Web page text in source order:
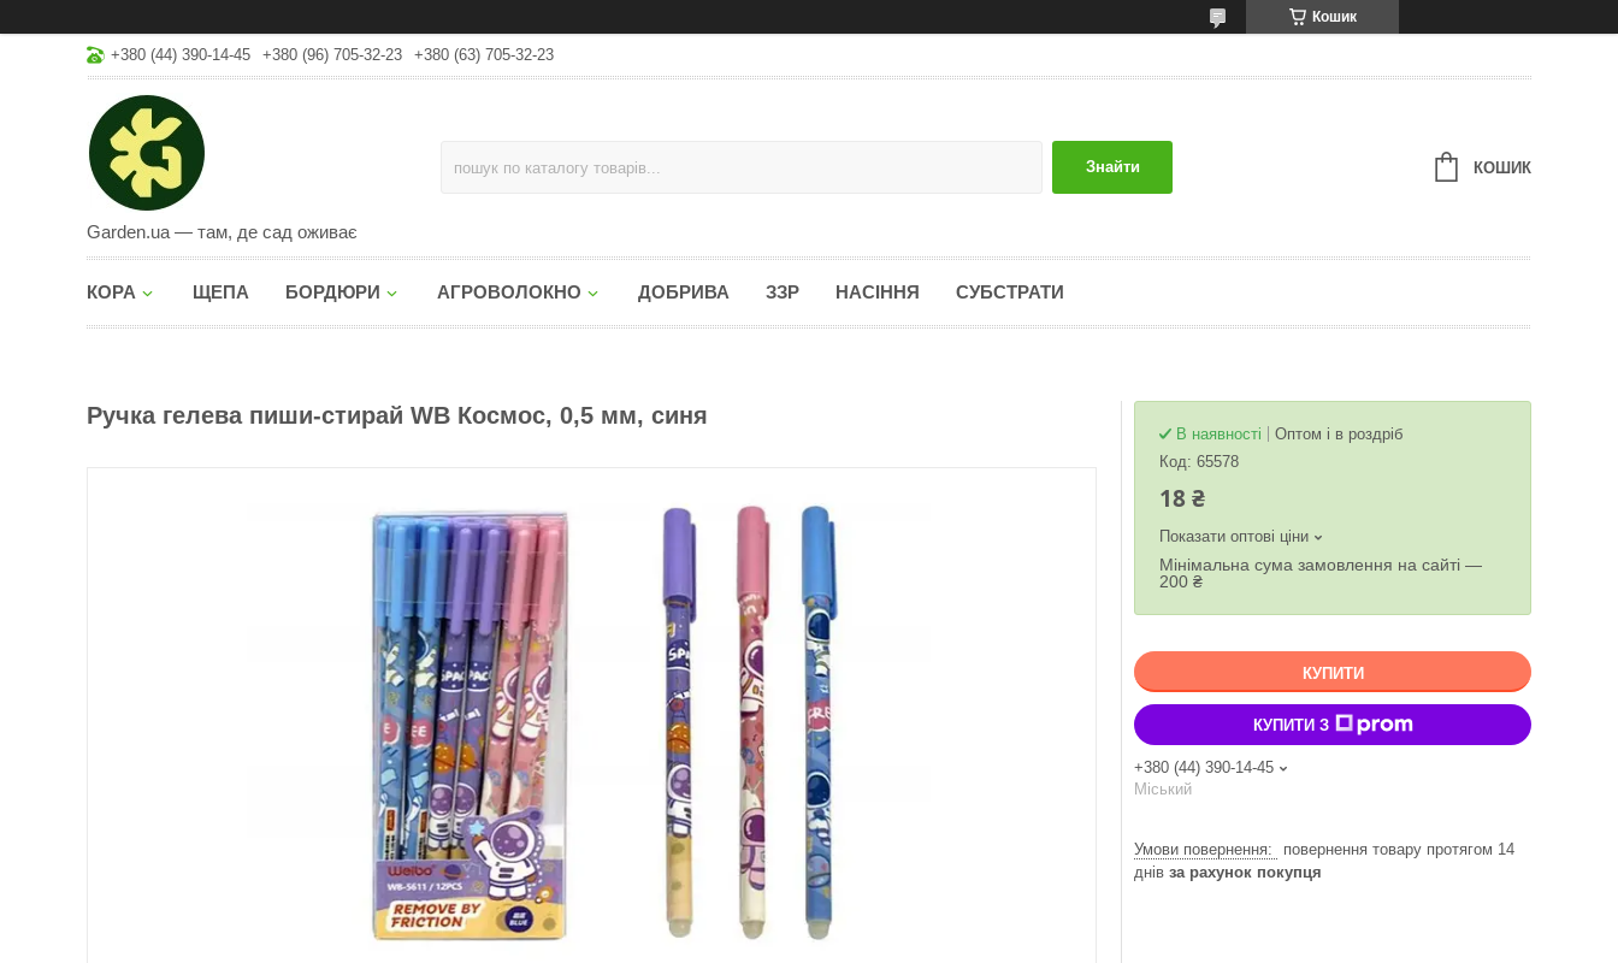
Кошик
+380 (44) 390-14-45 +380 (96) 705-32-23 +380 (63) 705-32-23
Garden.ua — там, де сад оживає
Знайти КОШИК
КОРА ЩЕПА БОРДЮРИ АГРОВОЛОКНО ДОБРИВА ЗЗР НАСІННЯ СУБСТРАТИ
Ручка гелева пиши-стирай WB Космос, 0,5 мм, синя
В наявності
Оптом і в роздріб
Код: 65578
18 ₴
Показати оптові ціни
Мінімальна сума замовлення на сайті —
200 ₴
КУПИТИ
КУПИТИ З
+380 (44) 390-14-45
Міський
повернення товару протягом 14
днів за рахунок покупця